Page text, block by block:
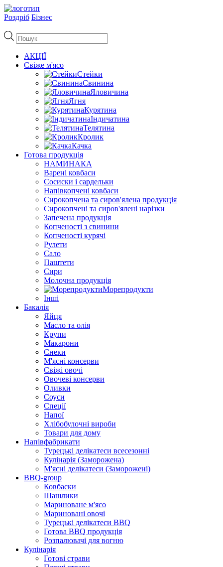
Роздріб Бізнес
Пошук
товарів
АКЦІЇ
Свіже м'ясо
Стейки
Свинина
Яловичина
Ягня
Курятина
Індичатина
Телятина
Кролик
Качка
Готова продукція
НАМИНАКА
Варені ковбаси
Сосиски і сардельки
Напівкопчені ковбаси
Сирокопчена та сиров'ялена продукція
Сирокопчені та сиров'ялені нарізки
Запечена продукція
Копченості з свинини
Копченості курячі
Рулети
Сало
Паштети
Сири
Молочна продукція
Морепродукти
Інші
Бакалія
Яйця
Масло та олія
Крупи
Макарони
Снеки
М'ясні консерви
Свіжі овочі
Овочеві консерви
Оливки
Соуси
Спеції
Напої
Хлібобулочні вироби
Товари для дому
Напівфабрикати
Турецькі делікатеси всесезонні
Кулінарія (Заморожена)
М'ясні делікатеси (Заморожені)
BBQ-group
Ковбаски
Шашлики
Мариноване м'ясо
Мариновані овочі
Турецькі делікатеси BBQ
Готова BBQ продукція
Розпалювачі для вогню
Кулінарія
Готові страви